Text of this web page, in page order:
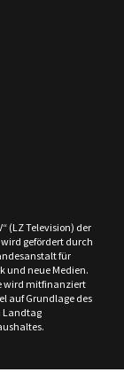
(LZ Television) der
gefördert durch
für
und neue Medien.
wird mitfinanziert
auf Grundlage des
Landtag